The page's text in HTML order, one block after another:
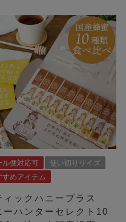
ル便対応可
使い切りサイズ
すめアイテム
ィックハニープラス
ーハンターセレクト10